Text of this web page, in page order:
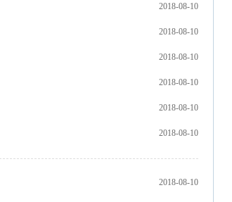
2018-08-10
2018-08-10
2018-08-10
2018-08-10
2018-08-10
2018-08-10
2018-08-10